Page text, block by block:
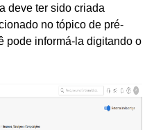
deve ter sido criada
no tópico de pré-
pode informá-la digitando o